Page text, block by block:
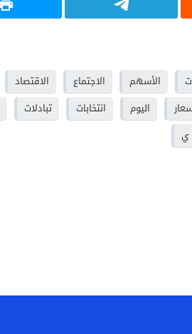
الأسهم الاجتماع الاقتصاد
اليوم انتخابات تبادلات
ي